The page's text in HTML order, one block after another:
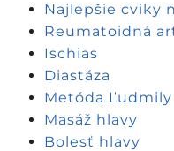
Najlepšie cviky
Reumatoidná
Ischias
Diastáza
Metóda Ľudmily
Masáž hlavy
Bolesť hlavy